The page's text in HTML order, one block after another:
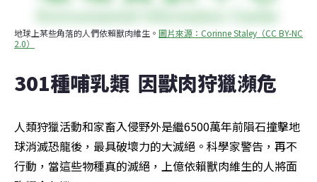
地球上某些角落的人們依賴獸肉維生。 圖片來源：Corinne Staley（CC BY-NC
2.0）
301種哺乳類  因獸肉狩獵瀕危
人類狩獵活動和家畜入侵野外是繼6500萬年前隕石撞擊地
球消滅恐龍後，最具破壞力的大滅絕。科學家警告，再不
行動，當這些物種真的滅絕，上億依賴獸肉維生的人將面